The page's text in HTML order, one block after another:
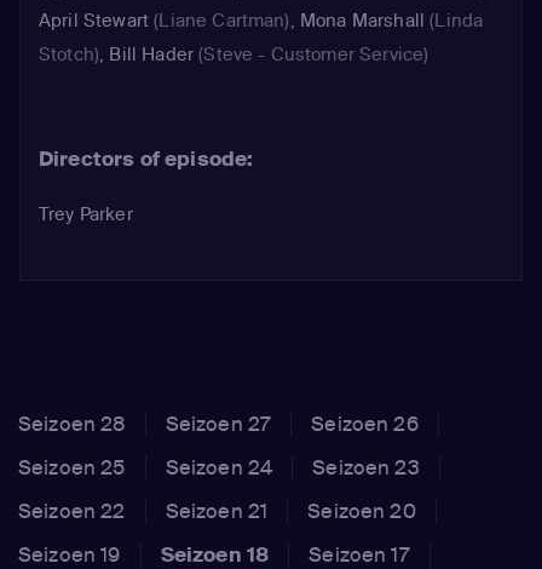
April Stewart (Liane Cartman), Mona Marshall (Linda
Stotch), Bill Hader (Steve - Customer Service)
Directors of episode:
Trey Parker
Seizoen 28 Seizoen 27
Seizoen 26
Seizoen 25
Seizoen 24
Seizoen 23
Seizoen 22
Seizoen 21
Seizoen 20
Seizoen 19
Seizoen 18
Seizoen 17